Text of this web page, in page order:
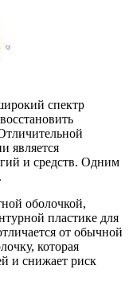
спектр
является
и средств. Одним
оболочкой,
пластике для
от обычной
которая
и снижает риск